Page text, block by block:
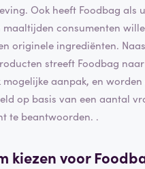
Ook heeft Foodbag als
maaltijden consumenten
originele ingrediënten.
streeft Foodbag
aanpak, en worden
op basis van een aantal
te beantwoorden. .
kiezen voor